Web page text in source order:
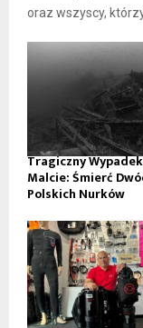
oraz wszyscy,
Tragiczny
Malcie: Śmierć
Polskich Nurków